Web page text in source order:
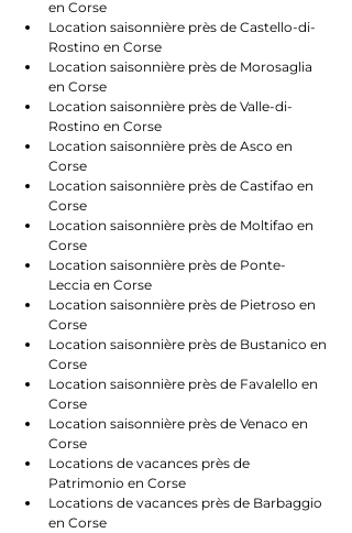
en Corse
Location saisonnière près de Castello-di-
Rostino en Corse
Location saisonnière près de Morosaglia
en Corse
Location saisonnière près de Valle-di-
Rostino en Corse
Location saisonnière près de Asco en
Corse
Location saisonnière près de Castifao en
Corse
Location saisonnière près de Moltifao en
Corse
Location saisonnière près de Ponte-
Leccia en Corse
Location saisonnière près de Pietroso en
Corse
Location saisonnière près de Bustanico en
Corse
Location saisonnière près de Favalello en
Corse
Location saisonnière près de Venaco en
Corse
Locations de vacances près de
Patrimonio en Corse
Locations de vacances près de Barbaggio
en Corse